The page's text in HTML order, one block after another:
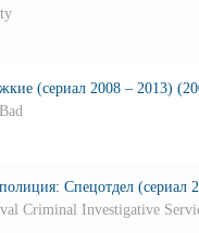
(сериал 2008 – 2013)
Спецотдел (сериал
Criminal Investigative